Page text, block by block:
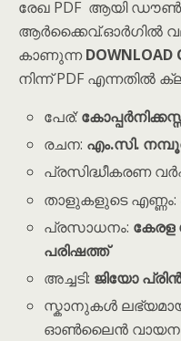
രേഖ PDF ആയി
ആർക്കൈവ്.ഓർഗിൽ
കാണുന്നDOWNLOAD
നിന്ന് PDF എന്നതിൽ
പേര്:
രചന: എം.സി.
പ്രസിദ്ധീകരണ
താളുകളുടെ എണ്ണം:
പ്രസാധനം:
പരിഷത്ത്
അച്ചടി: ജിയോ
സ്കാനുകൾ
ഓൺലൈൻ